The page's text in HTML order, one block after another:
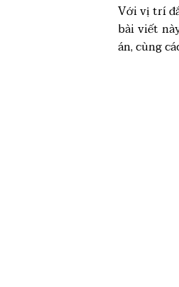
Với vị trí
bài viết
án, cùng